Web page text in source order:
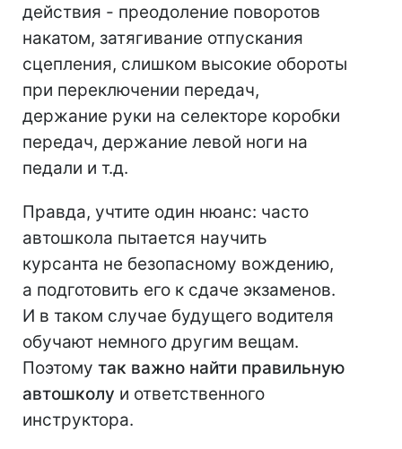
действия - преодоление поворотов
накатом, затягивание отпускания
сцепления, слишком высокие обороты
при переключении передач,
держание руки на селекторе коробки
передач, держание левой ноги на
педали и т.д.
Правда, учтите один нюанс: часто
автошкола пытается научить
курсанта не безопасному вождению,
а подготовить его к сдаче экзаменов.
И в таком случае будущего водителя
обучают немного другим вещам.
Поэтому так важно найти правильную
автошколу и ответственного
инструктора.